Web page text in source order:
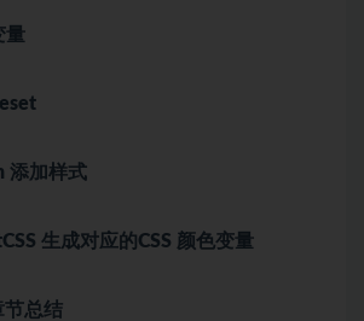
量
添加样式
生成对应的CSS 颜色变量
总结